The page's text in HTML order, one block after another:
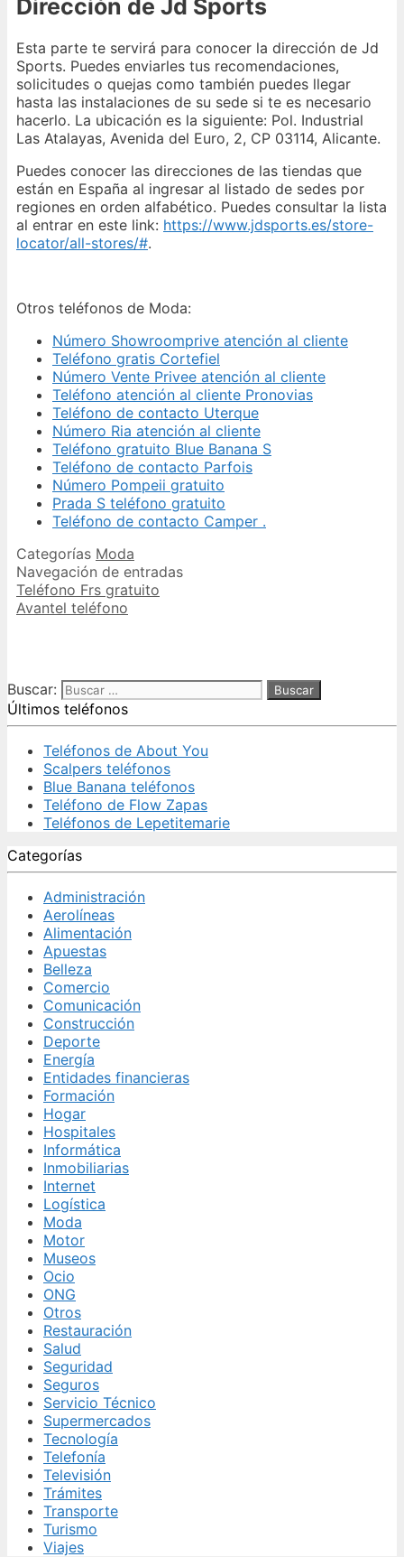
Dirección de Jd Sports
Esta parte te servirá para conocer la dirección de Jd
Sports. Puedes enviarles tus recomendaciones,
solicitudes o quejas como también puedes llegar
hasta las instalaciones de su sede si te es necesario
hacerlo. La ubicación es la siguiente: Pol. Industrial
Las Atalayas, Avenida del Euro, 2, CP 03114, Alicante.
Puedes conocer las direcciones de las tiendas que
están en España al ingresar al listado de sedes por
regiones en orden alfabético. Puedes consultar la lista
al entrar en este link: https://www.jdsports.es/store-
locator/all-stores/#.
Otros teléfonos de Moda:
Número Showroomprive atención al cliente
Teléfono gratis Cortefiel
Número Vente Privee atención al cliente
Teléfono atención al cliente Pronovias
Teléfono de contacto Uterque
Número Ria atención al cliente
Teléfono gratuito Blue Banana S
Teléfono de contacto Parfois
Número Pompeii gratuito
Prada S teléfono gratuito
Teléfono de contacto Camper .
Categorías Moda
Navegación de entradas
Teléfono Frs gratuito
Avantel teléfono
Buscar:
Últimos teléfonos
Teléfonos de About You
Scalpers teléfonos
Blue Banana teléfonos
Teléfono de Flow Zapas
Teléfonos de Lepetitemarie
Categorías
Administración
Aerolíneas
Alimentación
Apuestas
Belleza
Comercio
Comunicación
Construcción
Deporte
Energía
Entidades financieras
Formación
Hogar
Hospitales
Informática
Inmobiliarias
Internet
Logística
Moda
Motor
Museos
Ocio
ONG
Otros
Restauración
Salud
Seguridad
Seguros
Servicio Técnico
Supermercados
Tecnología
Telefonía
Televisión
Trámites
Transporte
Turismo
Viajes